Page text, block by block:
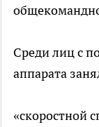
Среди лиц с
аппарата
«скоростной